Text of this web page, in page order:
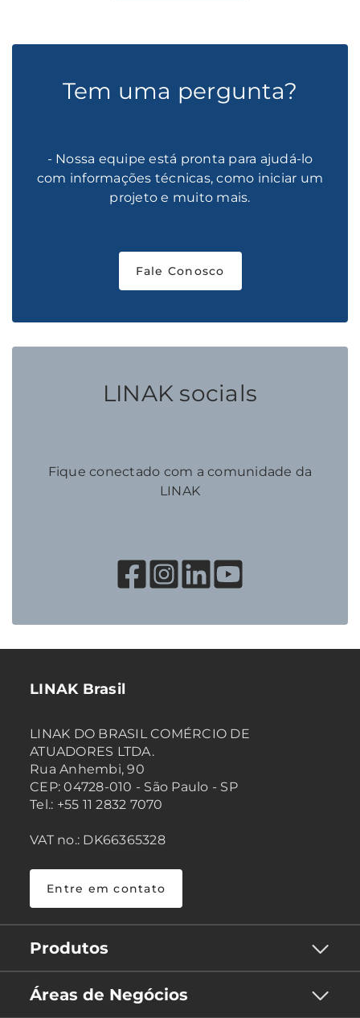
Tem uma pergunta?
- Nossa equipe está pronta para ajudá-lo
com informações técnicas, como iniciar um
projeto e muito mais.
Fale Conosco
LINAK socials
Fique conectado com a comunidade da
LINAK
LINAK Brasil
LINAK DO BRASIL COMÉRCIO DE
ATUADORES LTDA.
Rua Anhembi, 90
CEP: 04728-010 - São Paulo - SP
Tel.: +55 11 2832 7070
VAT no.: DK66365328
Entre em contato
Produtos
Áreas de Negócios